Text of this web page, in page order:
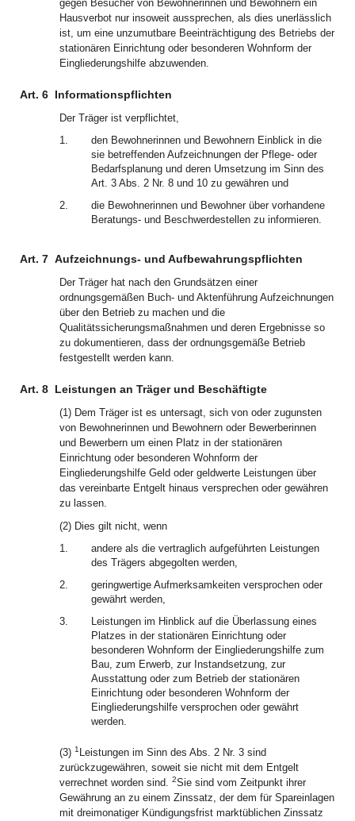
gegen Besucher von Bewohnerinnen und Bewohnern ein
Hausverbot nur insoweit aussprechen, als dies unerlässlich
ist, um eine unzumutbare Beeinträchtigung des Betriebs der
stationären Einrichtung oder besonderen Wohnform der
Eingliederungshilfe abzuwenden.
Art. 6 Informationspflichten
Der Träger ist verpflichtet,
1.
den Bewohnerinnen und Bewohnern Einblick in die
sie betreffenden Aufzeichnungen der Pflege- oder
Bedarfsplanung und deren Umsetzung im Sinn des
Art. 3 Abs. 2 Nr. 8 und 10 zu gewähren und
2.
die Bewohnerinnen und Bewohner über vorhandene
Beratungs- und Beschwerdestellen zu informieren.
Art. 7 Aufzeichnungs- und Aufbewahrungspflichten
Der Träger hat nach den Grundsätzen einer
ordnungsgemäßen Buch- und Aktenführung Aufzeichnungen
über den Betrieb zu machen und die
Qualitätssicherungsmaßnahmen und deren Ergebnisse so
zu dokumentieren, dass der ordnungsgemäße Betrieb
festgestellt werden kann.
Art. 8 Leistungen an Träger und Beschäftigte
(1) Dem Träger ist es untersagt, sich von oder zugunsten
von Bewohnerinnen und Bewohnern oder Bewerberinnen
und Bewerbern um einen Platz in der stationären
Einrichtung oder besonderen Wohnform der
Eingliederungshilfe Geld oder geldwerte Leistungen über
das vereinbarte Entgelt hinaus versprechen oder gewähren
zu lassen.
(2) Dies gilt nicht, wenn
1.
andere als die vertraglich aufgeführten Leistungen
des Trägers abgegolten werden,
2.
geringwertige Aufmerksamkeiten versprochen oder
gewährt werden,
3.
Leistungen im Hinblick auf die Überlassung eines
Platzes in der stationären Einrichtung oder
besonderen Wohnform der Eingliederungshilfe zum
Bau, zum Erwerb, zur Instandsetzung, zur
Ausstattung oder zum Betrieb der stationären
Einrichtung oder besonderen Wohnform der
Eingliederungshilfe versprochen oder gewährt
werden.
(3) 1 Leistungen im Sinn des Abs. 2 Nr. 3 sind
zurückzugewähren, soweit sie nicht mit dem Entgelt
verrechnet worden sind. 2Sie sind vom Zeitpunkt ihrer
Gewährung an zu einem Zinssatz, der dem für Spareinlagen
mit dreimonatiger Kündigungsfrist marktüblichen Zinssatz